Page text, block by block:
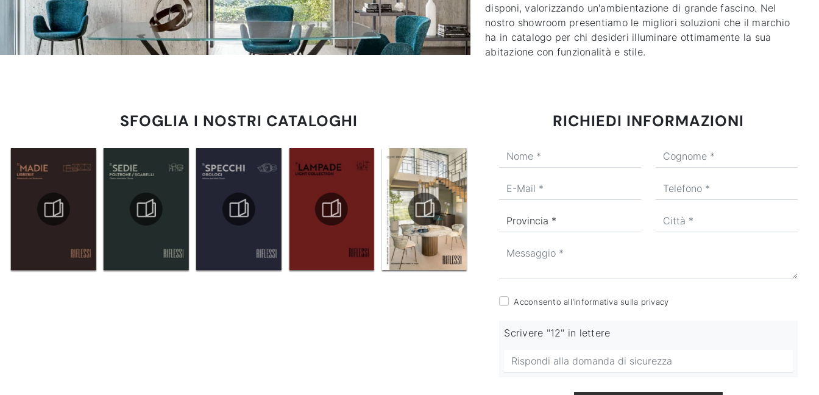
disponi, valorizzando un'ambientazione di grande fascino. Nel
nostro showroom presentiamo le migliori soluzioni che il marchio
ha in catalogo per chi desideri illuminare ottimamente la sua
abitazione con funzionalità e stile.
SFOGLIA I NOSTRI CATALOGHI RICHIEDI INFORMAZIONI
Acconsento all'informativa sulla privacy
Scrivere "12" in lettere